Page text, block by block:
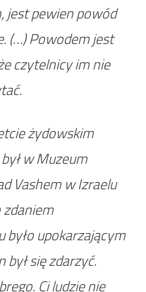
jest pewien powód
(…) Powodem jest
czytelnicy im nie
żydowskim
w Muzeum
Vashem w Izraelu
upokarzającym
się zdarzyć.
Ci ludzie nie